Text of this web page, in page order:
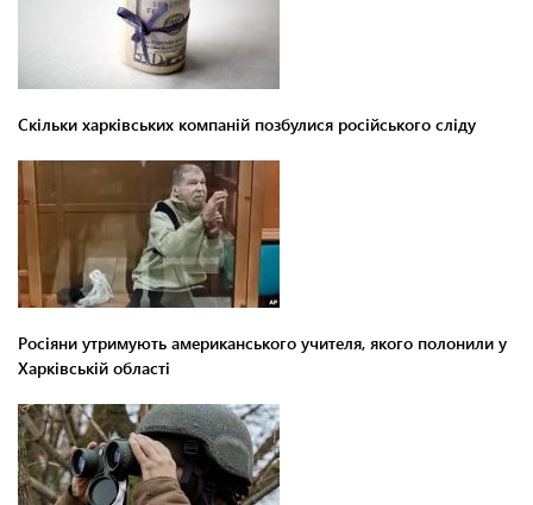
Скільки харківських компаній позбулися російського сліду
Росіяни утримують американського учителя, якого полонили у
Харківській області